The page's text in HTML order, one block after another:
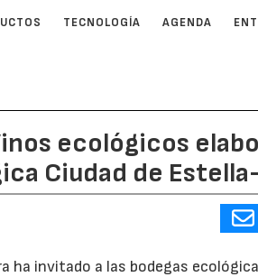
TECNOLOGÍA AGENDA
ecológicos
Ciudad de
invitado a las bodegas